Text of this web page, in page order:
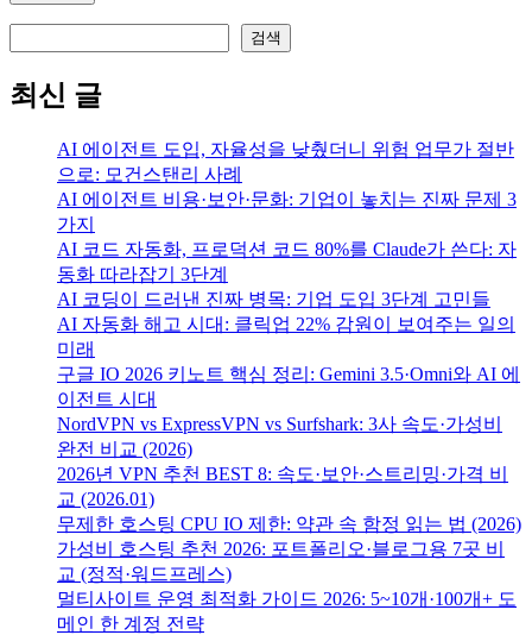
검색
최신 글
AI 에이전트 도입, 자율성을 낮췄더니 위험 업무가 절반
으로: 모건스탠리 사례
AI 에이전트 비용·보안·문화: 기업이 놓치는 진짜 문제 3
가지
AI 코드 자동화, 프로덕션 코드 80%를 Claude가 쓴다: 자
동화 따라잡기 3단계
AI 코딩이 드러낸 진짜 병목: 기업 도입 3단계 고민들
AI 자동화 해고 시대: 클릭업 22% 감원이 보여주는 일의
미래
구글 IO 2026 키노트 핵심 정리: Gemini 3.5·Omni와 AI 에
이전트 시대
NordVPN vs ExpressVPN vs Surfshark: 3사 속도·가성비
완전 비교 (2026)
2026년 VPN 추천 BEST 8: 속도·보안·스트리밍·가격 비
교 (2026.01)
무제한 호스팅 CPU IO 제한: 약관 속 함정 읽는 법 (2026)
가성비 호스팅 추천 2026: 포트폴리오·블로그용 7곳 비
교 (정적·워드프레스)
멀티사이트 운영 최적화 가이드 2026: 5~10개·100개+ 도
메인 한 계정 전략